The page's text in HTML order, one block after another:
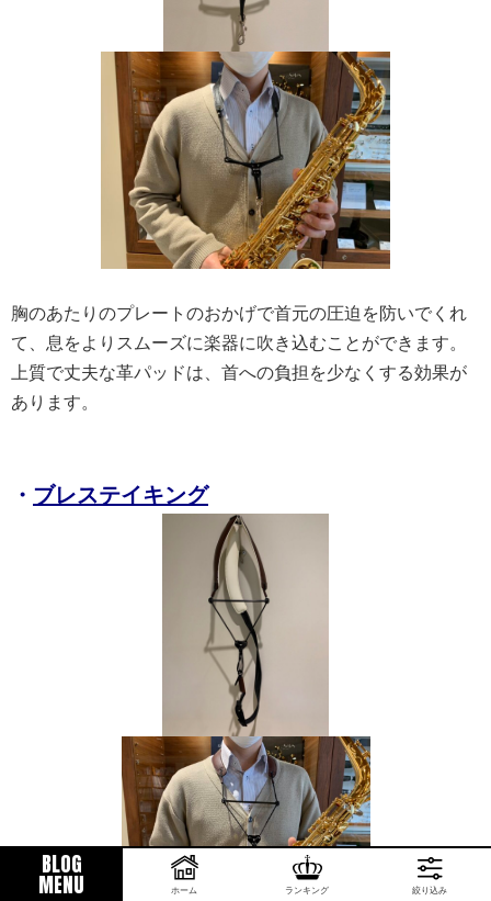
胸のあたりのプレートのおかげで首元の圧迫を防いでくれ
て、息をよりスムーズに楽器に吹き込むことができます。
上質で丈夫な革パッドは、首への負担を少なくする効果が
あります。
・ ブレステイキング
BLOG
MENU ホーム ランキング 絞り込み